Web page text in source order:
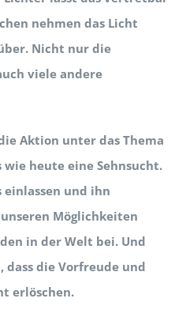
nehmen das Licht
Nicht nur die
viele andere
Aktion unter das Thema
wie heute eine Sehnsucht.
einlassen und ihn
Möglichkeiten
in der Welt bei. Und
die Vorfreude und
erlöschen.